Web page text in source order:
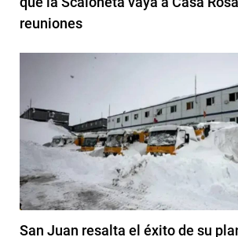
reuniones
San Juan resalta el éxito de su